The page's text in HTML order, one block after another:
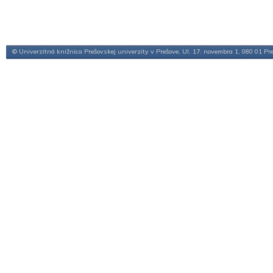
© Univerzitná knižnica Prešovskej univerzity v Prešove, Ul. 17. novembra 1, 080 01